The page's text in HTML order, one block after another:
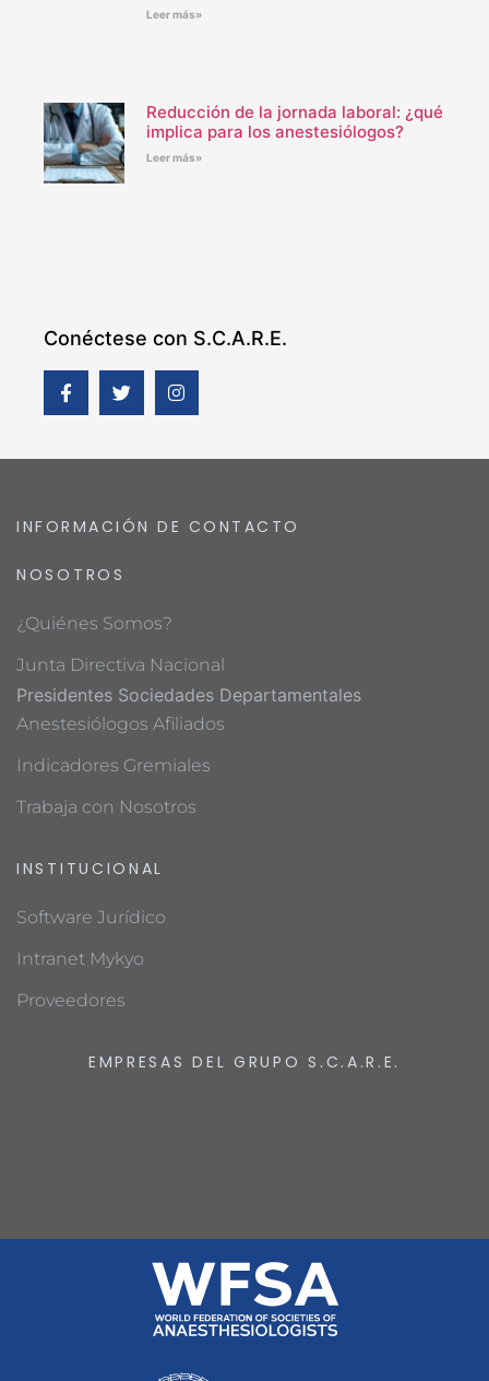
Leer más»
Reducción de la jornada laboral: ¿qué
implica para los anestesiólogos?
Leer más»
Conéctese con S.C.A.R.E.
INFORMACIÓN DE CONTACTO
NOSOTROS
¿Quiénes Somos?
Junta Directiva Nacional
Presidentes Sociedades Departamentales
Anestesiólogos Afiliados
Indicadores Gremiales
Trabaja con Nosotros
INSTITUCIONAL
Software Jurídico
Intranet Mykyo
Proveedores
EMPRESAS DEL GRUPO S.C.A.R.E.